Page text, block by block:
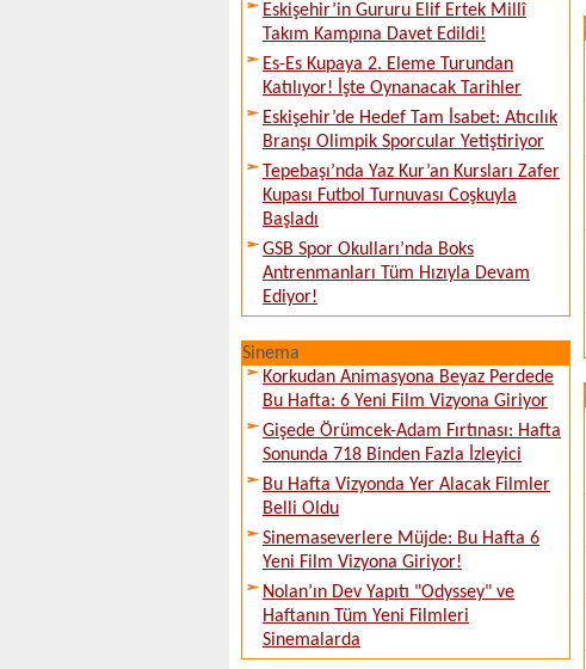
Eskişehir’in Gururu Elif Ertek Millî
Takım Kampına Davet Edildi!
Es-Es Kupaya 2. Eleme Turundan
Katılıyor! İşte Oynanacak Tarihler
Eskişehir’de Hedef Tam İsabet: Atıcılık
Branşı Olimpik Sporcular Yetiştiriyor
Tepebaşı’nda Yaz Kur’an Kursları Zafer
Kupası Futbol Turnuvası Coşkuyla
Başladı
GSB Spor Okulları’nda Boks
Antrenmanları Tüm Hızıyla Devam
Ediyor!
Sinema
Korkudan Animasyona Beyaz Perdede
Bu Hafta: 6 Yeni Film Vizyona Giriyor
Gişede Örümcek-Adam Fırtınası: Hafta
Sonunda 718 Binden Fazla İzleyici
Bu Hafta Vizyonda Yer Alacak Filmler
Belli Oldu
Sinemaseverlere Müjde: Bu Hafta 6
Yeni Film Vizyona Giriyor!
Nolan’ın Dev Yapıtı "Odyssey" ve
Haftanın Tüm Yeni Filmleri
Sinemalarda